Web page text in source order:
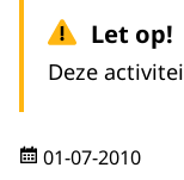
Let op!
Deze
01-07-2010